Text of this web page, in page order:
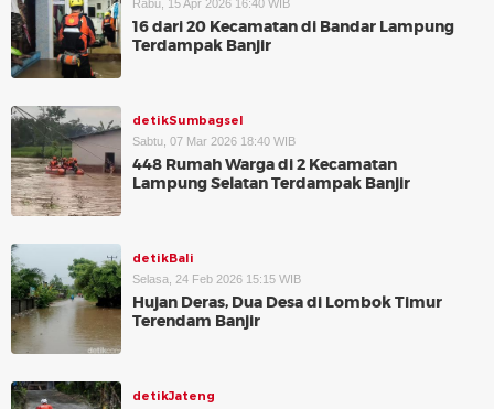
Rabu, 15 Apr 2026 16:40 WIB
16 dari 20 Kecamatan di Bandar Lampung
Terdampak Banjir
detikSumbagsel
Sabtu, 07 Mar 2026 18:40 WIB
448 Rumah Warga di 2 Kecamatan
Lampung Selatan Terdampak Banjir
detikBali
Selasa, 24 Feb 2026 15:15 WIB
Hujan Deras, Dua Desa di Lombok Timur
Terendam Banjir
detikJateng